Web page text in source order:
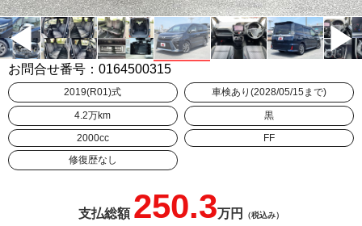
お問合せ番号：0164500315
2019(R01)式 車検あり(2028/05/15まで)
4.2万km
黒
2000cc
FF
修復歴なし
支払総額 250.3万円 （税込み）